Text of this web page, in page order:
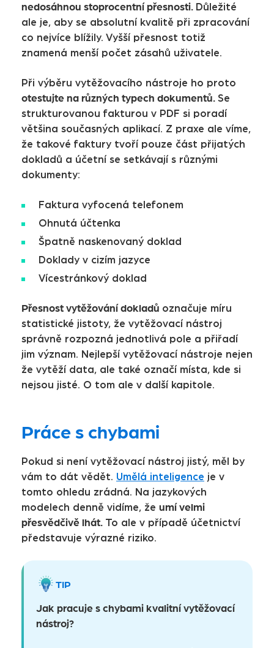
nedosáhnou stoprocentní přesnosti. Důležité
ale je, aby se absolutní kvalitě při zpracování
co nejvíce blížily. Vyšší přesnost totiž
znamená menší počet zásahů uživatele.
Při výběru vytěžovacího nástroje ho proto
otestujte na různých typech dokumentů. Se
strukturovanou fakturou v PDF si poradí
většina současných aplikací. Z praxe ale víme,
že takové faktury tvoří pouze část přijatých
dokladů a účetní se setkávají s různými
dokumenty:
Faktura vyfocená telefonem
Ohnutá účtenka
Špatně naskenovaný doklad
Doklady v cizím jazyce
Vícestránkový doklad
Přesnost vytěžování dokladů označuje míru
statistické jistoty, že vytěžovací nástroj
správně rozpozná jednotlivá pole a přiřadí
jim význam. Nejlepší vytěžovací nástroje nejen
že vytěží data, ale také označí místa, kde si
nejsou jisté. O tom ale v další kapitole.
Práce s chybami
Pokud si není vytěžovací nástroj jistý, měl by
vám to dát vědět. Umělá inteligence je v
tomto ohledu zrádná. Na jazykových
modelech denně vidíme, že umí velmi
přesvědčivě lhát. To ale v případě účetnictví
představuje výrazné riziko.
TIP
Jak pracuje s chybami kvalitní vytěžovací
nástroj?